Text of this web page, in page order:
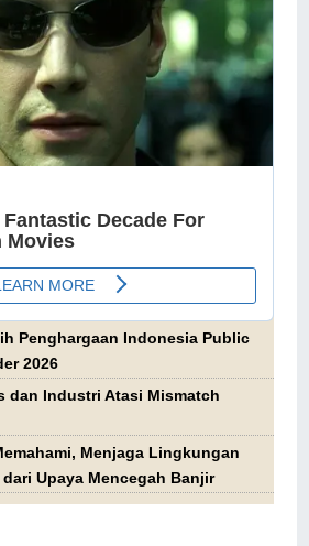
Penghargaan Indonesia Public
2026
dan Industri Atasi Mismatch
Menjaga Lingkungan
Upaya Mencegah Banjir